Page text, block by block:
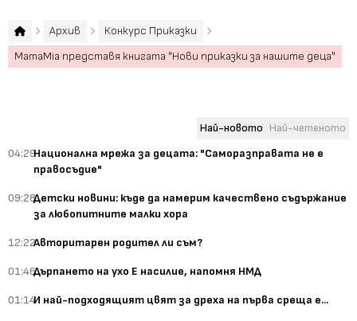
Архив
Конкурс Приказки
MamaMia представя книгата "Нови приказки за нашите деца"
Най-новото Най-четеното
04:29Национална мрежа за децата: "Саморазправата не е
правосъдие"
09:28Детски новини: къде да намерим качествено съдържание
за любопитните малки хора
12:22Авторитарен родител ли съм?
01:46Дърпането на ухо Е насилие, напомня НМД
01:14И най-подходящият цвят за дреха на първа среща е...